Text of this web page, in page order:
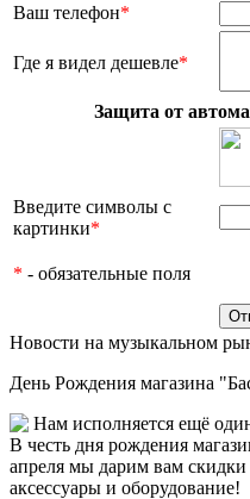
Ваш телефон*
Где я видел дешевле*
Защита от
Введите символы с
картинки*
* - обязательные поля
Новости на музыкальном
День Рождения магазина
Нам исполняется ещё
В честь дня рождения
апреля мы дарим вам
аксессуары и оборудование!